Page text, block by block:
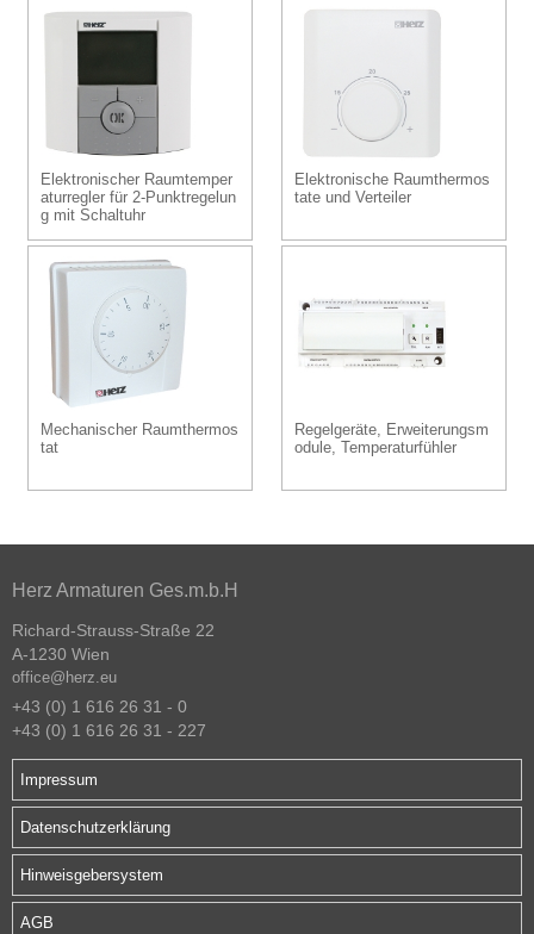
Elektronischer Raumtemper
aturregler für 2-Punktregelun
g mit Schaltuhr
Elektronische Raumthermos
tate und Verteiler
Mechanischer Raumthermos
tat
Regelgeräte, Erweiterungsm
odule, Temperaturfühler
Herz Armaturen Ges.m.b.H
Richard-Strauss-Straße 22
A-1230 Wien
office@herz.eu
+43 (0) 1 616 26 31 - 0
+43 (0) 1 616 26 31 - 227
Impressum
Datenschutzerklärung
Hinweisgebersystem
AGB